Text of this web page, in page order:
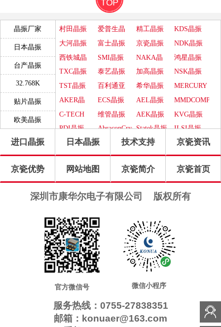
45.000-18 6GWIFI晶体 ITTI手
机晶振.
晶振，产品具有高性能高品质的特点。
贴片晶振产品很适合用于各个领域之中，尤其
是移动电话，无线局域网，蓝牙，GPS全球定
位系统，无线网络，智能手机，平板电脑等领
域.ITTI石英晶体,I1620-36.000-
8,6G蓝牙专用晶振.
晶振厂家
日本晶振
台产晶振
32.768K
贴片晶振
欧美晶振
村田晶振
爱普生晶
振
精工晶振
KDS晶振
大河晶振
富士晶振 京瓷晶振
NDK晶振
西铁城晶
振
SMI晶振
NAKA晶
振
鸿星晶振
TXC晶振
泰艺晶振 加高晶振
NSK晶振
TST晶振
百利通亚
陶晶振
希华晶振
MERCURY
晶振
AKER晶
振
ECS晶振 AEL晶振
MMDCOMP
晶振
C-TECH
晶振
维管晶振 AEK晶振
KVG晶振
PDI晶振
AbraconCrystalStatek晶振
ILSI晶振
WI2WI晶
振
ITTI晶振 Jauch晶振
Pletronics
晶振
GEYER晶
Transko晶
振
高利奇晶
振
IDT晶振
Frequency
晶振
SUNTSU
晶振
Oscilent晶
振
康纳温菲
尔德晶振
SiTimeCrystalFOX晶振
QuarzteChnik
晶振
Rubyquartz
晶振
瑞康晶振
格林雷晶
Euroquartz
QuartzCom
振
QANTEK
晶振
MTI-
Milliren晶
振
CTS晶振
Cardinal晶
振
MtronPTI
晶振
ACT晶振
NJR晶振
Skyworks
晶振
Renesas瑞
萨晶振
进口晶振 日本晶振 技术支持 京瓷资讯
京瓷优势 网站地图 京瓷简介 京瓷首页
深圳市康华尔电子有限公司 版权所有
官方微信号 微信小程序
服务热线：0755-27838351
邮箱：konuaer@163.com